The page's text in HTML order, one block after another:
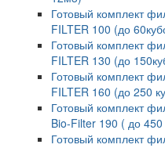
Готовый комплект
FILTER 100 (до
Готовый комплект
FILTER 130 (до
Готовый комплект
FILTER 160 (до 250
Готовый комплект
Bio-Filter 190 ( до 450
Готовый комплект